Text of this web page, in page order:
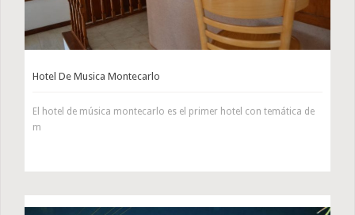
Hotel De Musica Montecarlo
El hotel de música montecarlo es el primer hotel con temática de
m